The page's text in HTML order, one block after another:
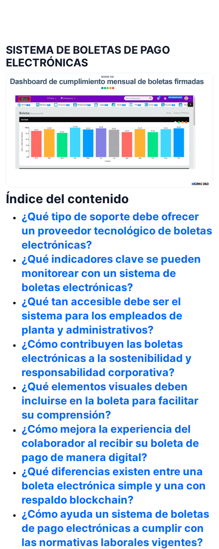
SISTEMA DE BOLETAS DE PAGO
ELECTRÓNICAS
Índice del contenido
¿Qué tipo de soporte debe ofrecer
un proveedor tecnológico de boletas
electrónicas?
¿Qué indicadores clave se pueden
monitorear con un sistema de
boletas electrónicas?
¿Qué tan accesible debe ser el
sistema para los empleados de
planta y administrativos?
¿Cómo contribuyen las boletas
electrónicas a la sostenibilidad y
responsabilidad corporativa?
¿Qué elementos visuales deben
incluirse en la boleta para facilitar
su comprensión?
¿Cómo mejora la experiencia del
colaborador al recibir su boleta de
pago de manera digital?
¿Qué diferencias existen entre una
boleta electrónica simple y una con
respaldo blockchain?
¿Cómo ayuda un sistema de boletas
de pago electrónicas a cumplir con
las normativas laborales vigentes?